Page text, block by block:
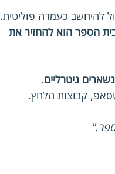
להיחשב כעמדה פוליטית.
הספר הוא להחזיר את
ניטרליים.
קבוצות הלחץ.